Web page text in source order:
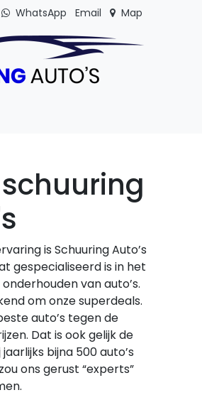
WhatsApp Email Map
is Schuuring Auto’s
gespecialiseerd is in het
van auto’s.
om onze superdeals.
auto’s tegen de
Dat is ook gelijk de
bijna 500 auto’s
ons gerust “experts”